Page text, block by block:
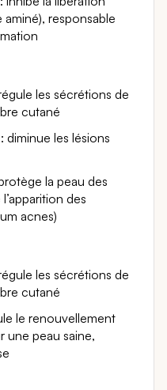
aminé), responsable
les sécrétions de
cutané
les lésions
la peau des
des
acnes)
les sécrétions de
cutané
le renouvellement
une peau saine,